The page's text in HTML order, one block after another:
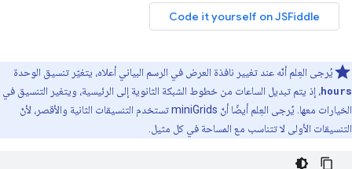
يُرجى العِلم أنّه عند تغيير نافذة العرض في الرسم البياني أعلاه، يتغيّر تنسيق الوحدة
hours، إذ يتم تبديل الساعات من خطوط الشبكة الثانوية إلى الرئيسية، ويتغير التنسيق في
الخيارات معها. يُرجى العِلم أيضًا أنّ miniGrids تستخدم التنسيقات الثانية والأقصر، لأنّ
التنسيقات الأولى لا تتناسب مع المساحة في كل مثيل.